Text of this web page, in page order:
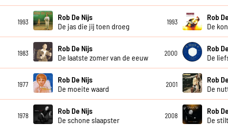
1993
Rob De Nijs
De jas die jij toen droeg
1993
Rob
De
1983
Rob De Nijs
De laatste zomer van de eeuw
2000
Rob
De
1977
Rob De Nijs
De moeite waard
2001
Rob
De
1978
Rob De Nijs
De schone slaapster
2008
Rob
De